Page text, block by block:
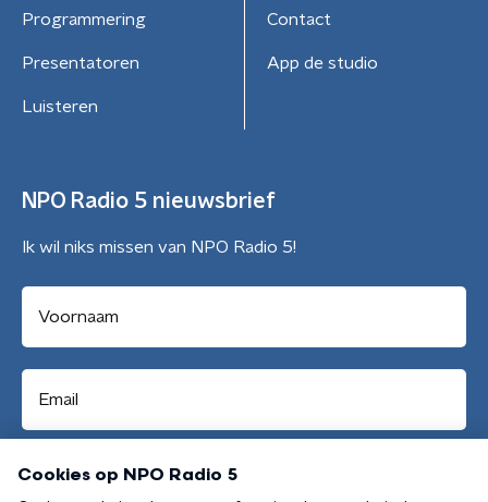
Programmering
Presentatoren
Luisteren
Contact
App de studio
NPO Radio 5 nieuwsbrief
Ik wil niks missen van NPO Radio 5!
Aanmelden